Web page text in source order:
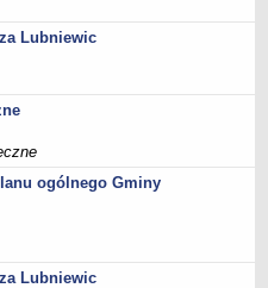
Lubniewic
ogólnego Gminy
Lubniewic